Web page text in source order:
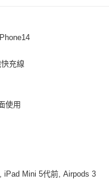
充線
使用
Mini 5代前, Airpods 3